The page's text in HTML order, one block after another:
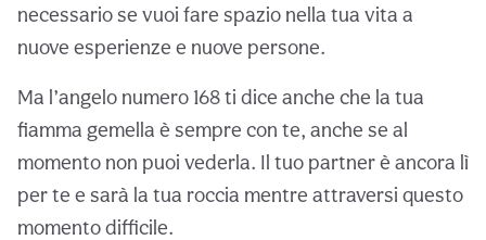
necessario se vuoi fare spazio nella tua vita a
nuove esperienze e nuove persone.
Ma l’angelo numero 168 ti dice anche che la tua
fiamma gemella è sempre con te, anche se al
momento non puoi vederla. Il tuo partner è ancora lì
per te e sarà la tua roccia mentre attraversi questo
momento difficile.